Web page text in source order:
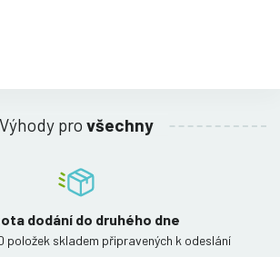
Výhody pro všechny
dodání do druhého dne
položek skladem připravených k odeslání